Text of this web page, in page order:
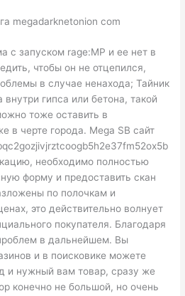
с запуском rage:MP и ее нет в
чтобы он не отцепился,
в случае ненахода; Тайник
внутри гипса или бетона, такой
тоже оставить в
в черте города. Mega SB сайт
необходимо полностью
форму и предоставить скан
по полочкам и
это действительно волнует
покупателя. Благодаря
в дальнейшем. Вы
и в поисковике можете
и нужный вам товар, сразу же
конечно не большой, но очень